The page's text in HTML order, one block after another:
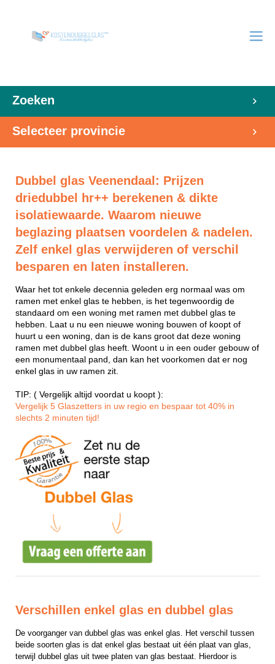
Zoeken
Selecteer provincie
Dubbel glas Veenendaal: Prijzen
driedubbel hr++ berekenen & dikte
isolatiewaarde. Waarom nieuwe
beglazing plaatsen voordelen & nadelen.
Zelf enkel glas verwijderen of verschil
besparen en laten installeren.
Waar het tot enkele decennia geleden erg normaal was om
ramen met enkel glas te hebben, is het tegenwoordig de
standaard om een woning met ramen met dubbel glas te
hebben. Laat u nu een nieuwe woning bouwen of koopt of
huurt u een woning, dan is de kans groot dat deze woning
ramen met dubbel glas heeft. Woont u in een ouder gebouw of
een monumentaal pand, dan kan het voorkomen dat er nog
enkel glas in uw ramen zit.
TIP: ( Vergelijk altijd voordat u koopt ):
Vergelijk 5 Glaszetters in uw regio en bespaar tot 40% in
slechts 2 minuten tijd!
Verschillen enkel glas en dubbel glas
De voorganger van dubbel glas was enkel glas. Het verschil tussen
beide soorten glas is dat enkel glas bestaat uit één plaat van glas,
terwijl dubbel glas uit twee platen van glas bestaat. Hierdoor is